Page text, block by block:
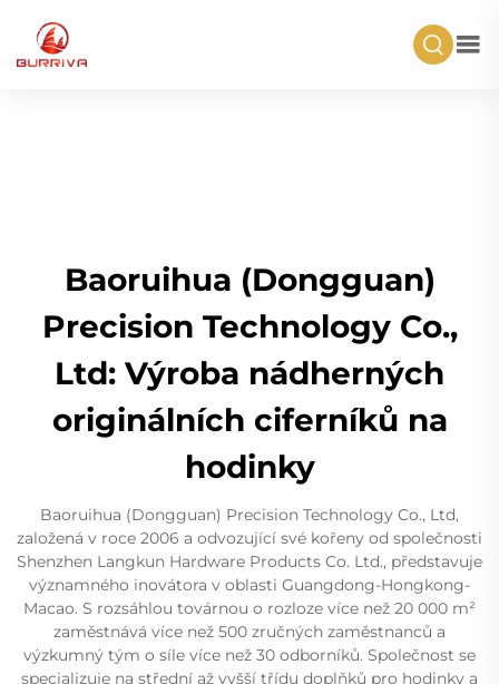
Baoruihua (Dongguan)
Precision Technology Co.,
Ltd: Výroba nádherných
originálních ciferníků na
hodinky
Baoruihua (Dongguan) Precision Technology Co., Ltd,
založená v roce 2006 a odvozující své kořeny od společnosti
Shenzhen Langkun Hardware Products Co. Ltd., představuje
významného inovátora v oblasti Guangdong-Hongkong-
Macao. S rozsáhlou továrnou o rozloze více než 20 000 m²
zaměstnává více než 500 zručných zaměstnanců a
výzkumný tým o síle více než 30 odborníků. Společnost se
specializuje na střední až vyšší třídu doplňků pro hodinky a